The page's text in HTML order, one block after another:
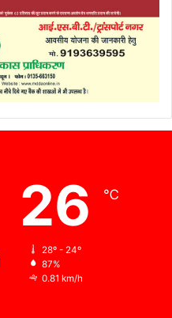
26 ℃
28º - 24º
87%
0.81 km/h